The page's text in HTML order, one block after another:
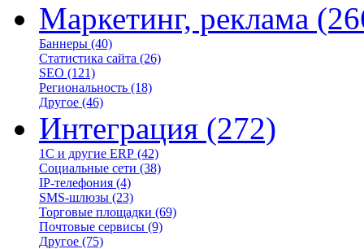
Маркетинг, реклама
Баннеры (40)
Статистика сайта (26)
SEO (121)
Региональность (18)
Другое (46)
Интеграция (272)
1С и другие ERP (42)
Социальные сети (38)
IP-телефония (4)
SMS-шлюзы (23)
Торговые площадки (69)
Почтовые сервисы (9)
Другое (75)